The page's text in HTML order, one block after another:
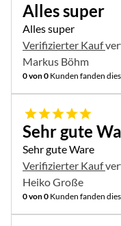
Alles super
Alles super
Verifizierter Kauf
Markus Böhm
0 von 0 Kunden fanden
5 von 5
Sehr gute
Sehr gute Ware
Verifizierter Kauf
Heiko Große
0 von 0 Kunden fanden